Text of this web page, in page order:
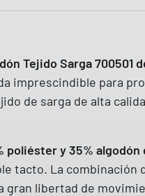
Tejido Sarga 700501
imprescindible para
de sarga de alta
poliéster y 35% algodón
tacto. La
gran libertad de